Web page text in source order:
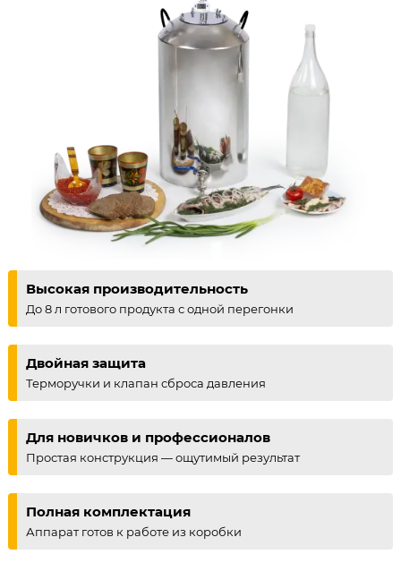
Высокая производительность
До 8 л готового продукта с одной перегонки
Двойная защита
Терморучки и клапан сброса давления
Для новичков и профессионалов
Простая конструкция — ощутимый результат
Полная комплектация
Аппарат готов к работе из коробки